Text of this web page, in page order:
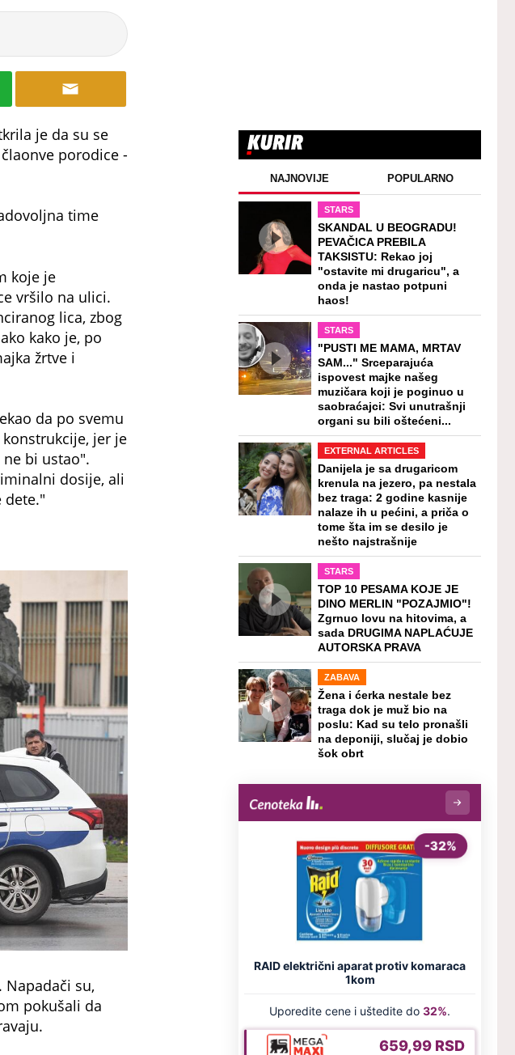
je da su se
porodice -
time
koje je
vršilo na ulici.
lica, zbog
kako je, po
žrtve i
da po svemu
jer je
bi ustao".
dosije, ali
dete."
su,
pokušali da
NAJNOVIJE POPULARNO
STARS
SKANDAL U BEOGRADU!
PEVAČICA PREBILA
TAKSISTU: Rekao joj
"ostavite mi drugaricu", a
onda je nastao potpuni
haos!
STARS
"PUSTI ME MAMA, MRTAV
SAM..." Srceparajuća
ispovest majke našeg
muzičara koji je poginuo u
saobraćajci: Svi unutrašnji
organi su bili oštećeni...
EXTERNAL ARTICLES
Danijela je sa drugaricom
krenula na jezero, pa nestala
bez traga: 2 godine kasnije
nalaze ih u pećini, a priča o
tome šta im se desilo je
nešto najstrašnije
STARS
TOP 10 PESAMA KOJE JE
DINO MERLIN "POZAJMIO"!
Zgrnuo lovu na hitovima, a
sada DRUGIMA NAPLAĆUJE
AUTORSKA PRAVA
ZABAVA
Žena i ćerka nestale bez
traga dok je muž bio na
poslu: Kad su telo pronašli
na deponiji, slučaj je dobio
šok obrt